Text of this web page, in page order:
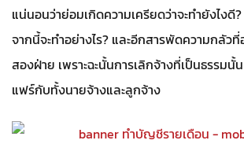
แน่นอนว่าย่อมเกิดความเครียดว่าจะทำยังไงดี
จากนี้จะทำอย่างไร? และอีกสารพัดความกลัวที่
สองฝ่าย เพราะฉะนั้นการเลิกจ้างที่เป็นธรรมนั้
แฟร์กับทั้งนายจ้างและลูกจ้าง